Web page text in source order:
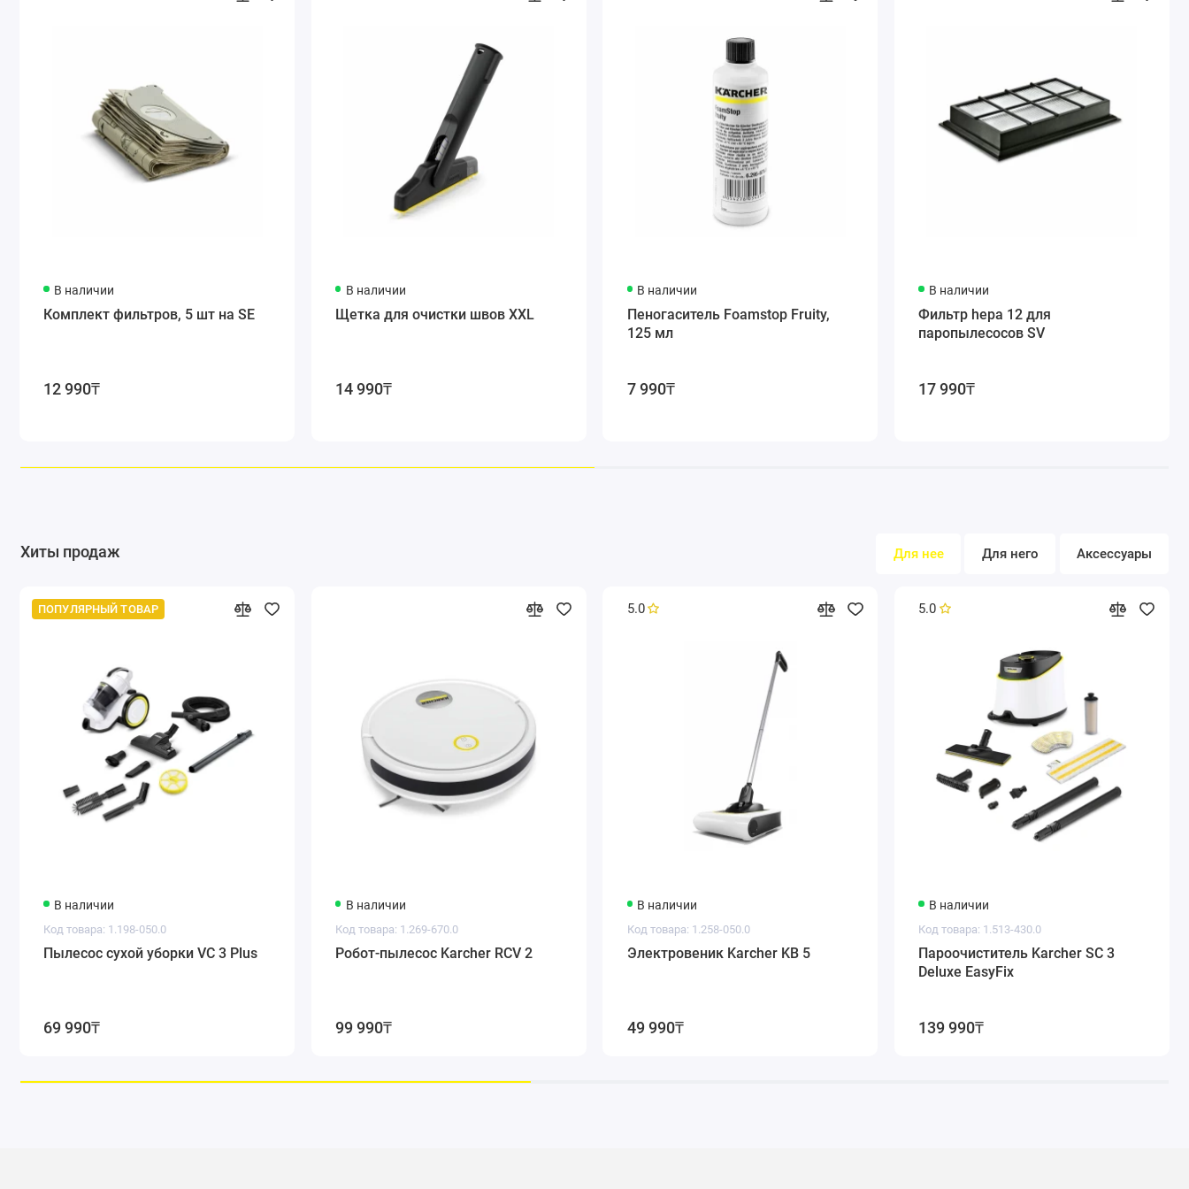
ОСОБЕННОСТИ И ПРИЕМУЩЕСТВА
Большая вместимость
В наличии
Комплект фильтров, 5 шт на SE
12 990₸
В наличии
Щетка для очистки швов XXL
14 990₸
В наличии
Пеногаситель Foamstop Fruity,
125 мл
7 990₸
В наличии
Фильтр hepa 12 для
паропылесосов SV
17 990₸
Хиты продаж Для нее Для него Аксессуары
ПОПУЛЯРНЫЙ ТОВАР
В наличии
Код товара: 1.198-050.0
Пылесос сухой уборки VC 3 Plus
69 990₸
В наличии
Код товара: 1.269-670.0
Робот-пылесос Karcher RCV 2
99 990₸
5.0
В наличии
Код товара: 1.258-050.0
Электровеник Karcher KB 5
49 990₸
5.0
В наличии
Код товара: 1.513-430.0
Пароочиститель Karcher SC 3
Deluxe EasyFix
139 990₸